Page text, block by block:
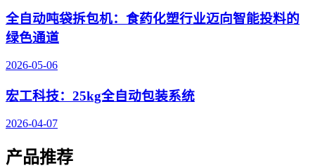
全自动吨袋拆包机：食药化塑行业迈向智能投料的
绿色通道
2026-05-06
宏工科技：25kg全自动包装系统
2026-04-07
产品推荐